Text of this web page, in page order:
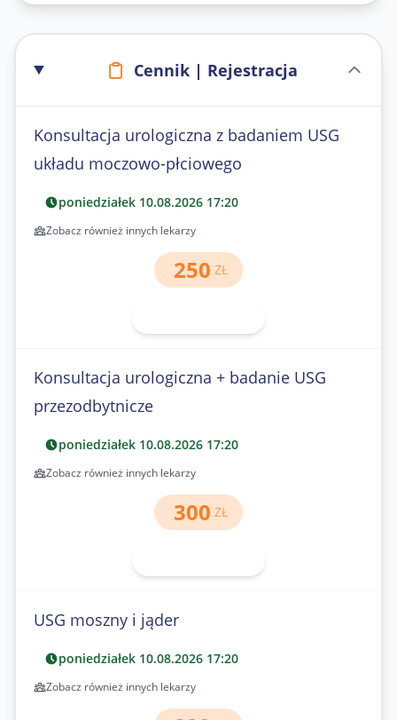
Cennik | Rejestracja
Konsultacja urologiczna z badaniem USG
układu moczowo-płciowego
poniedziałek 10.08.2026 17:20
Zobacz również innych lekarzy
250 ZŁ
Konsultacja urologiczna + badanie USG
przezodbytnicze
poniedziałek 10.08.2026 17:20
Zobacz również innych lekarzy
300 ZŁ
USG moszny i jąder
poniedziałek 10.08.2026 17:20
Zobacz również innych lekarzy